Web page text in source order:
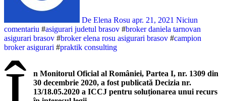
De Elena Rosu apr. 21, 2021 Niciun
comentariu #asigurari judetul brasov #broker daniela tarnovan
asigurari brasov #broker elena rosu asigurari brasov #campion
broker asigurari #praktik consulting
n Monitorul Oficial al României, Partea I, nr. 1309 din
30 decembrie 2020, a fost publicată Decizia nr.
13/18.05.2020 a ICCJ pentru soluționarea unui recurs